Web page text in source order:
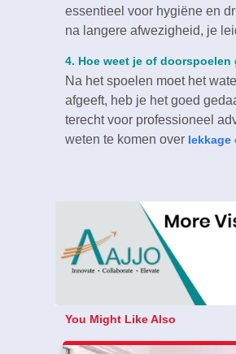
essentieel voor hygiëne en
na langere afwezigheid, je
4.​ Hoe weet je of
Na het spoelen moet het
afgeeft, heb je het goed
terecht voor professioneel
weten te komen over lekkage
You Might Like Also